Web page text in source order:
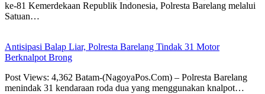
ke-81 Kemerdekaan Republik Indonesia, Polresta Barelang melalui
Satuan…
Antisipasi Balap Liar, Polresta Barelang Tindak 31 Motor
Berknalpot Brong
Post Views: 4,362 Batam-(NagoyaPos.Com) – Polresta Barelang
menindak 31 kendaraan roda dua yang menggunakan knalpot…